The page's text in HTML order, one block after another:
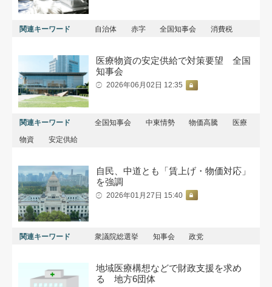
関連キーワード 自治体 赤字 全国知事会 消費税
医療物資の安定供給で対策要望 全国
知事会
2026年06月02日 12:35
関連キーワード 全国知事会 中東情勢 物価高騰
医療
物資
安定供給
自民、中道とも「賃上げ・物価対応」
を強調
2026年01月27日 15:40
関連キーワード 衆議院総選挙 知事会 政党
地域医療構想などで財政支援を求め
る 地方6団体